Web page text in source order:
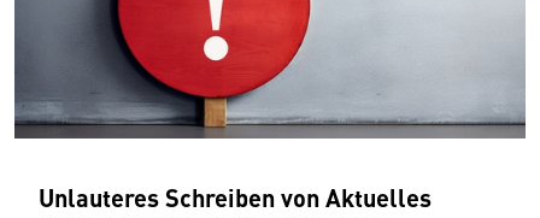
Unlauteres Schreiben von Aktuelles